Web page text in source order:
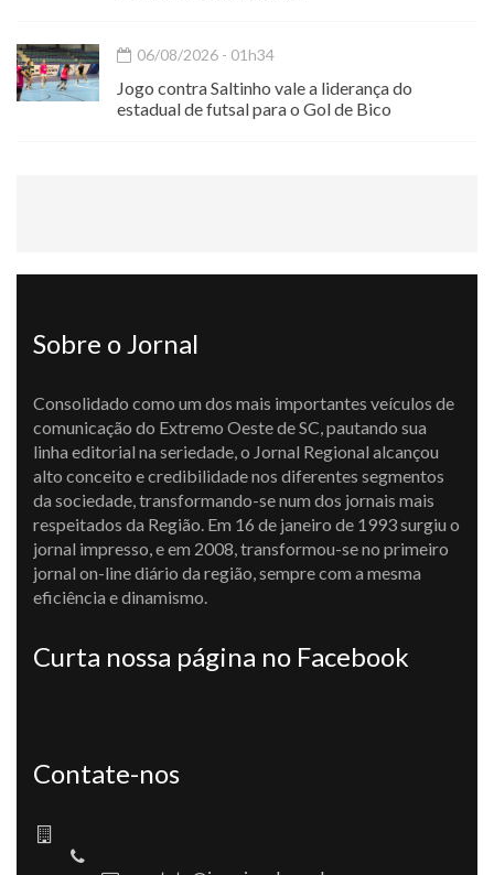
06/08/2026 - 01h34
Jogo contra Saltinho vale a liderança do
estadual de futsal para o Gol de Bico
Sobre o Jornal
Consolidado como um dos mais importantes veículos de
comunicação do Extremo Oeste de SC, pautando sua
linha editorial na seriedade, o Jornal Regional alcançou
alto conceito e credibilidade nos diferentes segmentos
da sociedade, transformando-se num dos jornais mais
respeitados da Região. Em 16 de janeiro de 1993 surgiu o
jornal impresso, e em 2008, transformou-se no primeiro
jornal on-line diário da região, sempre com a mesma
eficiência e dinamismo.
Curta nossa página no Facebook
Contate-nos